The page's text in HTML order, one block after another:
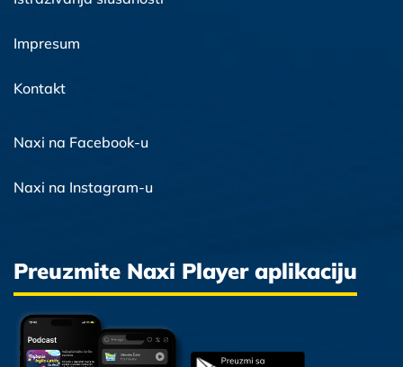
Impresum
Kontakt
Naxi na Facebook-u
Naxi na Instagram-u
Preuzmite Naxi Player aplikaciju